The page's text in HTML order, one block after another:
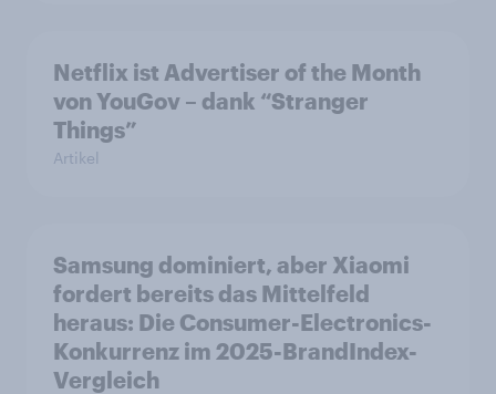
Netflix ist Advertiser of the Month
von YouGov – dank “Stranger
Things”
Artikel
Samsung dominiert, aber Xiaomi
fordert bereits das Mittelfeld
heraus: Die Consumer-Electronics-
Konkurrenz im 2025-BrandIndex-
Vergleich